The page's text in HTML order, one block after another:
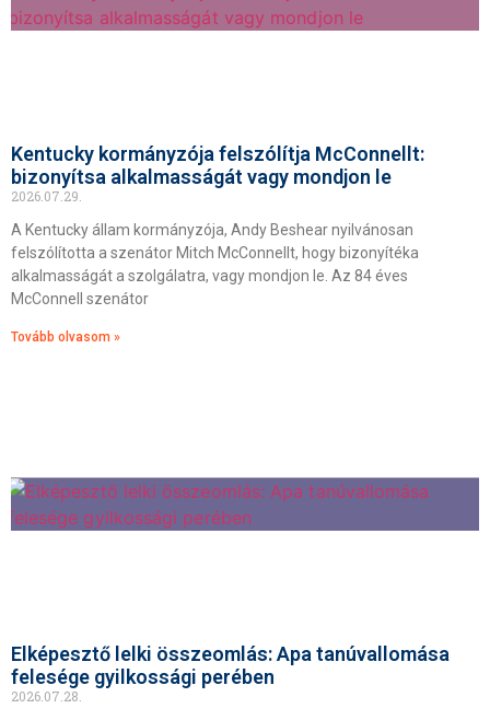
Kentucky kormányzója felszólítja McConnellt:
bizonyítsa alkalmasságát vagy mondjon le
2026.07.29.
A Kentucky állam kormányzója, Andy Beshear nyilvánosan
felszólította a szenátor Mitch McConnellt, hogy bizonyítéka
alkalmasságát a szolgálatra, vagy mondjon le. Az 84 éves
McConnell szenátor
Tovább olvasom »
Elképesztő lelki összeomlás: Apa tanúvallomása
felesége gyilkossági perében
2026.07.28.